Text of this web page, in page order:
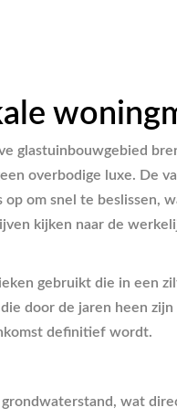
glastuinbouwgebied
overbodige luxe. De
om snel te beslissen,
kijken naar de
gebruikt die in een
door de jaren heen zijn
definitief wordt.
wat